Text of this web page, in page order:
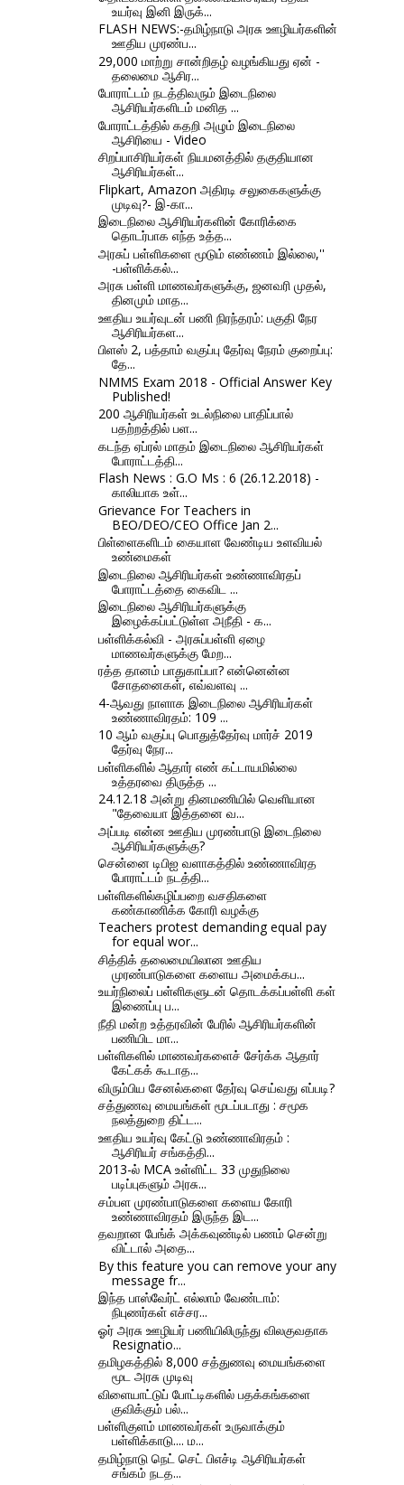
உயர்வு இனி இருக்...
FLASH NEWS:-தமிழ்நாடு அரசு ஊழியர்களின்
ஊதிய முரண்ப...
29,000 மாற்று சான்றிதழ் வழங்கியது ஏன் -
தலைமை ஆசிர...
போராட்டம் நடத்திவரும் இடைநிலை
ஆசிரியர்களிடம் மனித ...
போராட்டத்தில் கதறி அழும் இடைநிலை
ஆசிரியை - Video
சிறப்பாசிரியர்கள் நியமனத்தில் தகுதியான
ஆசிரியர்கள்...
Flipkart, Amazon அதிரடி சலுகைகளுக்கு
முடிவு?- இ-கா...
இடைநிலை ஆசிரியர்களின் கோரிக்கை
தொடர்பாக எந்த உத்த...
அரசுப் பள்ளிகளை மூடும் எண்ணம் இல்லை,''
-பள்ளிக்கல்...
அரசு பள்ளி மாணவர்களுக்கு, ஜனவரி முதல்,
தினமும் மாத...
ஊதிய உயர்வுடன் பணி நிரந்தரம்: பகுதி நேர
ஆசிரியர்கள...
பிளஸ் 2, பத்தாம் வகுப்பு தேர்வு நேரம் குறைப்பு:
தே...
NMMS Exam 2018 - Official Answer Key
Published!
200 ஆசிரியர்கள் உடல்நிலை பாதிப்பால்
பதற்றத்தில் பள...
கடந்த ஏப்ரல் மாதம் இடைநிலை ஆசிரியர்கள்
போராட்டத்தி...
Flash News : G.O Ms : 6 (26.12.2018) -
காலியாக உள்...
Grievance For Teachers in
BEO/DEO/CEO Office Jan 2...
பிள்ளைகளிடம் கையாள வேண்டிய உளவியல்
உண்மைகள்
இடைநிலை ஆசிரியர்கள் உண்ணாவிரதப்
போராட்டத்தை கைவிட ...
இடைநிலை ஆசிரியர்களுக்கு
இழைக்கப்பட்டுள்ள அநீதி - க...
பள்ளிக்கல்வி - அரசுப்பள்ளி ஏழை
மாணவர்களுக்கு மேற...
ரத்த தானம் பாதுகாப்பா? என்னென்ன
சோதனைகள், எவ்வளவு ...
4-ஆவது நாளாக இடைநிலை ஆசிரியர்கள்
உண்ணாவிரதம்: 109 ...
10 ஆம் வகுப்பு பொதுத்தேர்வு மார்ச் 2019
தேர்வு நேர...
பள்ளிகளில் ஆதார் எண் கட்டாயமில்லை
உத்தரவை திருத்த ...
24.12.18 அன்று தினமணியில் வெளியான
"தேவையா இத்தனை வ...
அப்படி என்ன ஊதிய முரண்பாடு இடைநிலை
ஆசிரியர்களுக்கு?
சென்னை டிபிஐ வளாகத்தில் உண்ணாவிரத
போராட்டம் நடத்தி...
பள்ளிகளில்கழிப்பறை வசதிகளை
கண்காணிக்க கோரி வழக்கு
Teachers protest demanding equal pay
for equal wor...
சித்திக் தலைமையிலான ஊதிய
முரண்பாடுகளை களைய அமைக்கப...
உயர்நிலைப் பள்ளிகளுடன் தொடக்கப்பள்ளி கள்
இணைப்பு ப...
நீதி மன்ற உத்தரவின் பேரில் ஆசிரியர்களின்
பணியிட மா...
பள்ளிகளில் மாணவர்களைச் சேர்க்க ஆதார்
கேட்கக் கூடாத...
விரும்பிய சேனல்களை தேர்வு செய்வது எப்படி?
சத்துணவு மையங்கள் மூடப்படாது : சமூக
நலத்துறை திட்ட...
ஊதிய உயர்வு கேட்டு உண்ணாவிரதம் :
ஆசிரியர் சங்கத்தி...
2013-ல் MCA உள்ளிட்ட 33 முதுநிலை
படிப்புகளும் அரசு...
சம்பள முரண்பாடுகளை களைய கோரி
உண்ணாவிரதம் இருந்த இட...
தவறான பேங்க் அக்கவுண்டில் பணம் சென்று
விட்டால் அதை...
By this feature you can remove your any
message fr...
இந்த பாஸ்வேர்ட் எல்லாம் வேண்டாம்:
நிபுணர்கள் எச்சர...
ஓர் அரசு ஊழியர் பணியிலிருந்து விலகுவதாக
Resignatio...
தமிழகத்தில் 8,000 சத்துணவு மையங்களை
மூட அரசு முடிவு
விளையாட்டுப் போட்டிகளில் பதக்கங்களை
குவிக்கும் பல்...
பள்ளிகுளம் மாணவர்கள் உருவாக்கும்
பள்ளிக்காடு.... ம...
தமிழ்நாடு நெட் செட் பிஎச்டி ஆசிரியர்கள்
சங்கம் நடத...